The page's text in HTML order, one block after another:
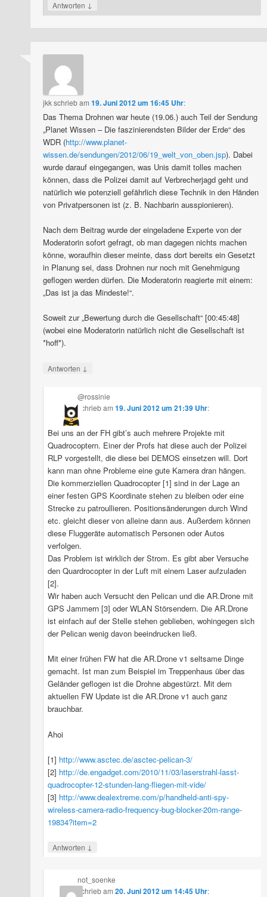
Antworten ↓
jkkschriebam19. Juni 2012 um 16:45 Uhr:
Das Thema Drohnen war heute (19.06.) auch Teil der Sendung
„Planet Wissen – Die faszinierendsten Bilder der Erde“ des
WDR (http://www.planet-
wissen.de/sendungen/2012/06/19_welt_von_oben.jsp). Dabei
wurde darauf eingegangen, was Unis damit tolles machen
können, dass die Polizei damit auf Verbrecherjagd geht und
natürlich wie potenziell gefährlich diese Technik in den Händen
von Privatpersonen ist (z. B. Nachbarin ausspionieren).
Nach dem Beitrag wurde der eingeladene Experte von der
Moderatorin sofort gefragt, ob man dagegen nichts machen
könne, woraufhin dieser meinte, dass dort bereits ein Gesetzt
in Planung sei, dass Drohnen nur noch mit Genehmigung
geflogen werden dürfen. Die Moderatorin reagierte mit einem:
„Das ist ja das Mindeste!“.
Soweit zur „Bewertung durch die Gesellschaft“ [00:45:48]
(wobei eine Moderatorin natürlich nicht die Gesellschaft ist
*hoff*).
Antworten ↓
@rossinie
schriebam 19. Juni 2012 um 21:39 Uhr:
Bei uns an der FH gibt’s auch mehrere Projekte mit
Quadrocoptern. Einer der Profs hat diese auch der Polizei
RLP vorgestellt, die diese bei DEMOS einsetzen will. Dort
kann man ohne Probleme eine gute Kamera dran hängen.
Die kommerziellen Quadrocopter [1] sind in der Lage an
einer festen GPS Koordinate stehen zu bleiben oder eine
Strecke zu patroullieren. Positionsänderungen durch Wind
etc. gleicht dieser von alleine dann aus. Außerdem können
diese Fluggeräte automatisch Personen oder Autos
verfolgen.
Das Problem ist wirklich der Strom. Es gibt aber Versuche
den Quardrocopter in der Luft mit einem Laser aufzuladen
[2].
Wir haben auch Versucht den Pelican und die AR.Drone mit
GPS Jammern [3] oder WLAN Störsendern. Die AR.Drone
ist einfach auf der Stelle stehen geblieben, wohingegen sich
der Pelican wenig davon beeindrucken ließ.
Mit einer frühen FW hat die AR.Drone v1 seltsame Dinge
gemacht. Ist man zum Beispiel im Treppenhaus über das
Geländer geflogen ist die Drohne abgestürzt. Mit dem
aktuellen FW Update ist die AR.Drone v1 auch ganz
brauchbar.
Ahoi
[1] http://www.asctec.de/asctec-pelican-3/
[2] http://de.engadget.com/2010/11/03/laserstrahl-lasst-
quadrocopter-12-stunden-lang-fliegen-mit-vide/
[3] http://www.dealextreme.com/p/handheld-anti-spy-
wireless-camera-radio-frequency-bug-blocker-20m-range-
19834?item=2
Antworten ↓
not_soenke
schriebam 20. Juni 2012 um 14:45 Uhr: